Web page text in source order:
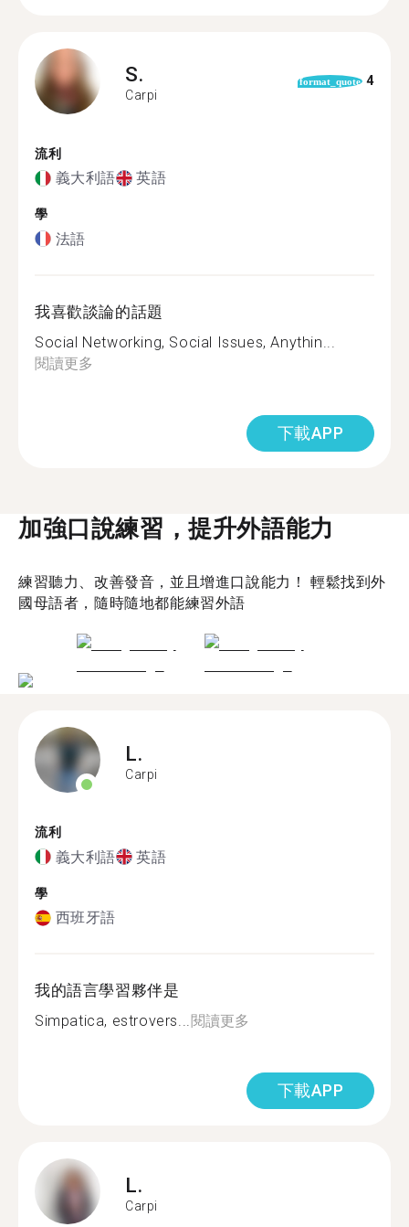
S.
Carpi
format_quote 4
流利
義大利語 英語
學
法語
我喜歡談論的話題
Social Networking, Social Issues, Anythin...
閱讀更多
下載APP
加強口說練習，提升外語能力
練習聽力、改善發音，並且增進口說能力！ 輕鬆找到外
國母語者，隨時隨地都能練習外語
L.
Carpi
流利
義大利語 英語
學
西班牙語
我的語言學習夥伴是
Simpatica, estrovers...閱讀更多
下載APP
L.
Carpi